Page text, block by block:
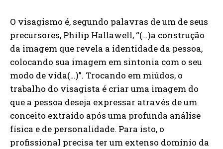
O visagismo é, segundo palavras de um de seus
precursores, Philip Hallawell, “(…)a construção
da imagem que revela a identidade da pessoa,
colocando sua imagem em sintonia com o seu
modo de vida(…)”. Trocando em miúdos, o
trabalho do visagista é criar uma imagem do
que a pessoa deseja expressar através de um
conceito extraído após uma profunda análise
física e de personalidade. Para isto, o
profissional precisa ter um extenso domínio da